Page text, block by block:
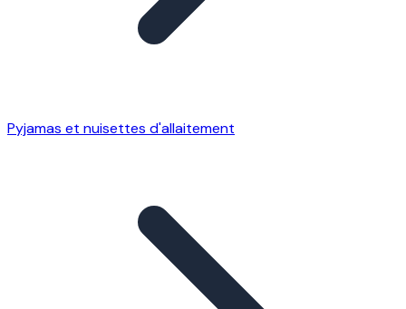
Pyjamas et nuisettes d'allaitement